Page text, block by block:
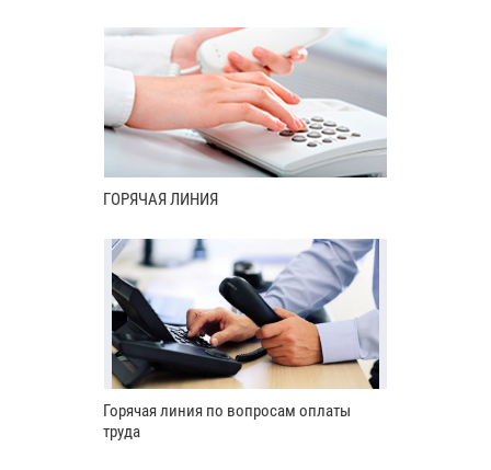
ГОРЯЧАЯ ЛИНИЯ
Горячая линия по вопросам оплаты
труда